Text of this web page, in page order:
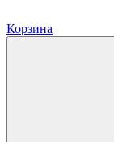
Корзина